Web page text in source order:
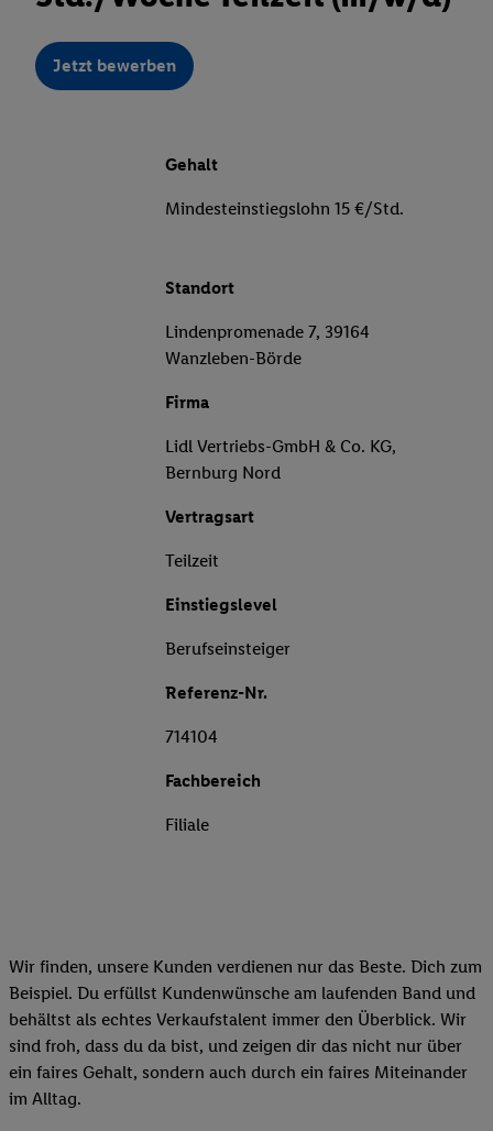
Jetzt bewerben
Gehalt
Mindesteinstiegslohn 15 €/Std.
Standort
Lindenpromenade 7, 39164
Wanzleben-Börde
Firma
Lidl Vertriebs-GmbH & Co. KG,
Bernburg Nord
Vertragsart
Teilzeit
Einstiegslevel
Berufseinsteiger
Referenz-Nr.
714104
Fachbereich
Filiale
Wir finden, unsere Kunden verdienen nur das Beste. Dich zum
Beispiel. Du erfüllst Kundenwünsche am laufenden Band und
behältst als echtes Verkaufstalent immer den Überblick. Wir
sind froh, dass du da bist, und zeigen dir das nicht nur über
ein faires Gehalt, sondern auch durch ein faires Miteinander
im Alltag.